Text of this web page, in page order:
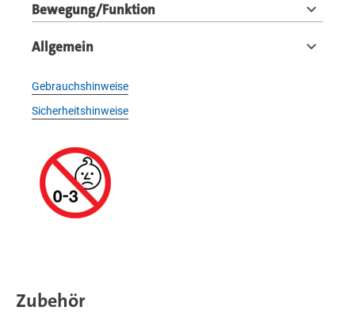
Bewegung/Funktion
Allgemein
Gebrauchshinweise
Sicherheitshinweise
Zubehör